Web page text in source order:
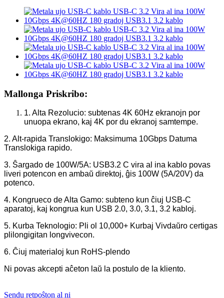
Mallonga Priskribo:
1. Alta Rezolucio: subtenas 4K 60Hz ekranojn por
unuopa ekrano, kaj 4K por du ekranoj samtempe.
2. Alt-rapida Translokigo: Maksimuma 10Gbps Datuma
Translokiga rapido.
3. Ŝargado de 100W/5A: USB3.2 C vira al ina kablo povas
liveri potencon en ambaŭ direktoj, ĝis 100W (5A/20V) da
potenco.
4. Kongrueco de Alta Gamo: subteno kun ĉiuj USB-C
aparatoj, kaj kongrua kun USB 2.0, 3.0, 3.1, 3.2 kabloj.
5. Kurba Teknologio: Pli ol 10,000+ Kurbaj Vivdaŭro certigas
plilongigitan longvivecon.
6. Ĉiuj materialoj kun RoHS-plendo
Ni povas akcepti aĉeton laŭ la postulo de la kliento.
Sendu retpoŝton al ni